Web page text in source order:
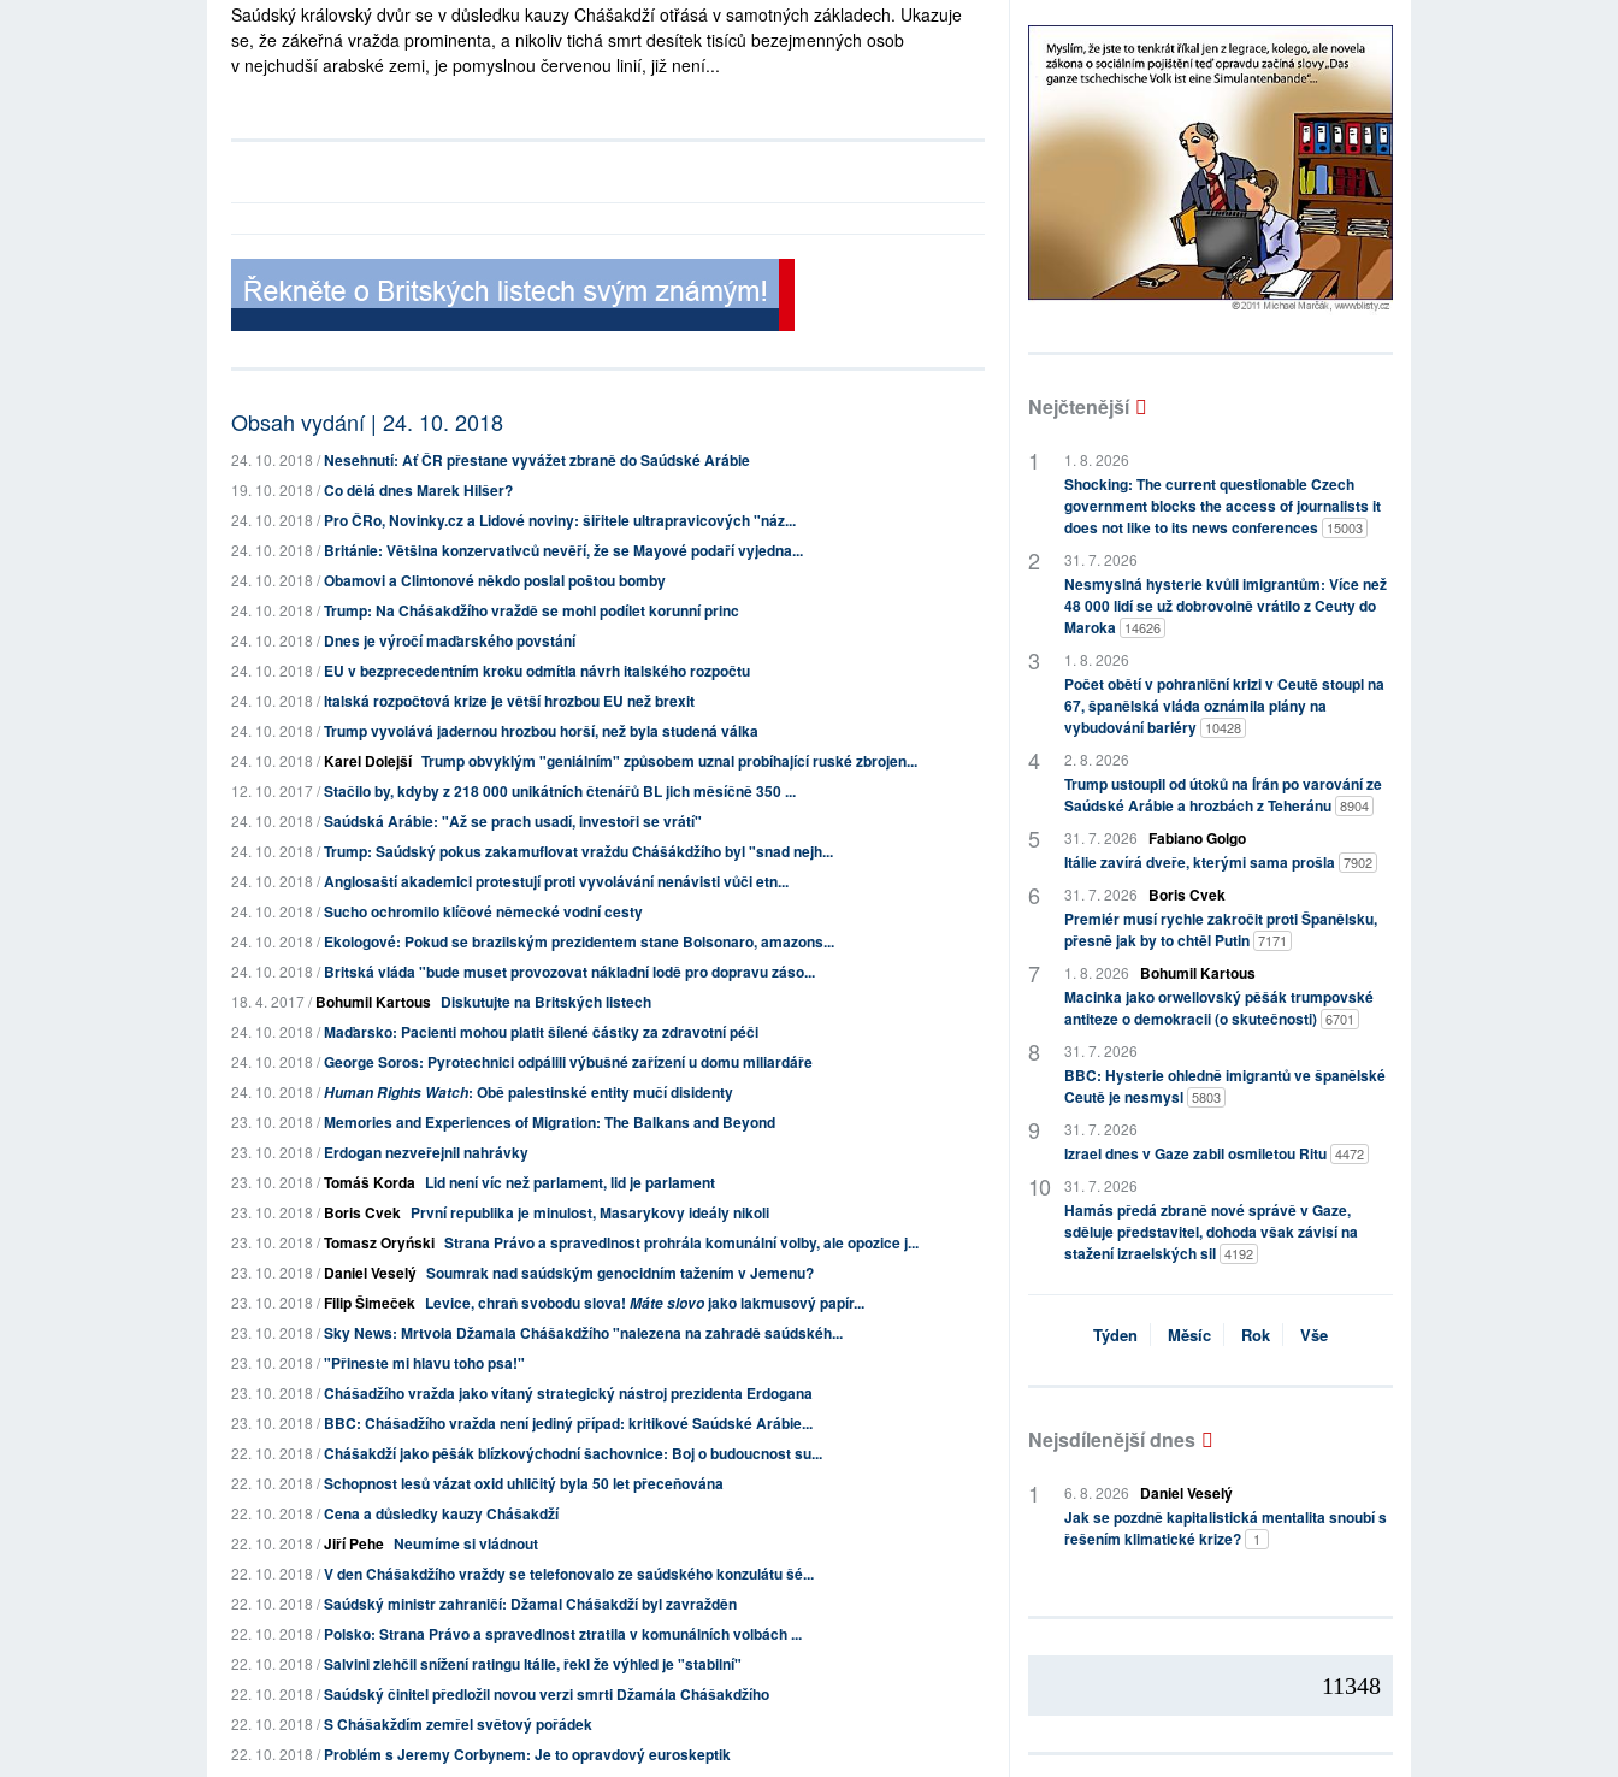
Saúdský královský dvůr se v důsledku kauzy Chášakdží otřásá v samotných základech. Ukazuje
se, že zákeřná vražda prominenta, a nikoliv tichá smrt desítek tisíců bezejmenných osob
v nejchudší arabské zemi, je pomyslnou červenou linií, již není...
Obsah vydání | 24. 10. 2018
24. 10. 2018 /Nesehnutí: Ať ČR přestane vyvážet zbraně do Saúdské Arábie
19. 10. 2018 /Co dělá dnes Marek Hilšer?
24. 10. 2018 /Pro ČRo, Novinky.cz a Lidové noviny: šiřitele ultrapravicových "náz...
24. 10. 2018 /Británie: Většina konzervativců nevěří, že se Mayové podaří vyjedna...
24. 10. 2018 /Obamovi a Clintonové někdo poslal poštou bomby
24. 10. 2018 /Trump: Na Chášakdžího vraždě se mohl podílet korunní princ
24. 10. 2018 /Dnes je výročí maďarského povstání
24. 10. 2018 /EU v bezprecedentním kroku odmítla návrh italského rozpočtu
24. 10. 2018 /Italská rozpočtová krize je větší hrozbou EU než brexit
24. 10. 2018 /Trump vyvolává jadernou hrozbou horší, než byla studená válka
24. 10. 2018 /Karel Dolejší Trump obvyklým "geniálním" způsobem uznal probíhající ruské zbrojen...
12. 10. 2017 /Stačilo by, kdyby z 218 000 unikátních čtenářů BL jich měsíčně 350 ...
24. 10. 2018 /Saúdská Arábie: "Až se prach usadí, investoři se vrátí"
24. 10. 2018 /Trump: Saúdský pokus zakamuflovat vraždu Chášákdžího byl "snad nejh...
24. 10. 2018 /Anglosaští akademici protestují proti vyvolávání nenávisti vůči etn...
24. 10. 2018 /Sucho ochromilo klíčové německé vodní cesty
24. 10. 2018 /Ekologové: Pokud se brazilským prezidentem stane Bolsonaro, amazons...
24. 10. 2018 /Britská vláda "bude muset provozovat nákladní lodě pro dopravu záso...
18. 4. 2017 /Bohumil Kartous Diskutujte na Britských listech
24. 10. 2018 /Maďarsko: Pacienti mohou platit šílené částky za zdravotní péči
24. 10. 2018 /George Soros: Pyrotechnici odpálili výbušné zařízení u domu miliardáře
24. 10. 2018 /Human Rights Watch: Obě palestinské entity mučí disidenty
23. 10. 2018 /Memories and Experiences of Migration: The Balkans and Beyond
23. 10. 2018 /Erdogan nezveřejnil nahrávky
23. 10. 2018 /Tomáš Korda Lid není víc než parlament, lid je parlament
23. 10. 2018 /Boris Cvek První republika je minulost, Masarykovy ideály nikoli
23. 10. 2018 /Tomasz Oryński Strana Právo a spravedlnost prohrála komunální volby, ale opozice j...
23. 10. 2018 /Daniel Veselý Soumrak nad saúdským genocidním tažením v Jemenu?
23. 10. 2018 /Filip Šimeček Levice, chraň svobodu slova! Máte slovojako lakmusový papír...
23. 10. 2018 /Sky News: Mrtvola Džamala Chášakdžího "nalezena na zahradě saúdskéh...
23. 10. 2018 /"Přineste mi hlavu toho psa!"
23. 10. 2018 /Chášadžího vražda jako vítaný strategický nástroj prezidenta Erdogana
23. 10. 2018 /BBC: Chášadžího vražda není jediný případ: kritikové Saúdské Arábie...
22. 10. 2018 /Chášakdží jako pěšák blízkovýchodní šachovnice: Boj o budoucnost su...
22. 10. 2018 /Schopnost lesů vázat oxid uhličitý byla 50 let přeceňována
22. 10. 2018 /Cena a důsledky kauzy Chášakdží
22. 10. 2018 /Jiří Pehe Neumíme si vládnout
22. 10. 2018 /V den Chášakdžího vraždy se telefonovalo ze saúdského konzulátu šé...
22. 10. 2018 /Saúdský ministr zahraničí: Džamal Chášakdží byl zavražděn
22. 10. 2018 /Polsko: Strana Právo a spravedlnost ztratila v komunálních volbách ...
22. 10. 2018 /Salvini zlehčil snížení ratingu Itálie, řekl že výhled je "stabilní"
22. 10. 2018 /Saúdský činitel předložil novou verzi smrti Džamála Chášakdžího
22. 10. 2018 /S Chášakždím zemřel světový pořádek
22. 10. 2018 /Problém s Jeremy Corbynem: Je to opravdový euroskeptik
Nejčtenější
1. 8. 2026
Shocking: The current questionable Czech
government blocks the access of journalists it
does not like to its news conferences 15003
31. 7. 2026
Nesmyslná hysterie kvůli imigrantům: Více než
48 000 lidí se už dobrovolně vrátilo z Ceuty do
Maroka 14626
1. 8. 2026
Počet obětí v pohraniční krizi v Ceutě stoupl na
67, španělská vláda oznámila plány na
vybudování bariéry 10428
2. 8. 2026
Trump ustoupil od útoků na Írán po varování ze
Saúdské Arábie a hrozbách z Teheránu 8904
31. 7. 2026 Fabiano Golgo
Itálie zavírá dveře, kterými sama prošla 7902
31. 7. 2026
Boris Cvek
Premiér musí rychle zakročit proti Španělsku,
přesně jak by to chtěl Putin 7171
1. 8. 2026
Bohumil Kartous
Macinka jako orwellovský pěšák trumpovské
antiteze o demokracii (o skutečnosti) 6701
31. 7. 2026
BBC: Hysterie ohledně imigrantů ve španělské
Ceutě je nesmysl 5803
31. 7. 2026
Izrael dnes v Gaze zabil osmiletou Ritu 4472
31. 7. 2026
Hamás předá zbraně nové správě v Gaze,
sděluje představitel, dohoda však závisí na
stažení izraelských sil 4192
Týden Měsíc Rok Vše
Nejsdílenější dnes
6. 8. 2026
Daniel Veselý
Jak se pozdně kapitalistická mentalita snoubí s
řešením klimatické krize?
1
11348